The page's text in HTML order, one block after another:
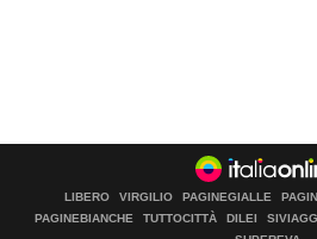
LIBERO VIRGILIO PAGINEGIALLE
PAGINEBIANCHE
TUTTOCITTÀ DILEI